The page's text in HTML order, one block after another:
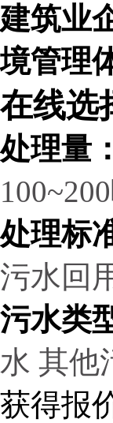
建筑业
境管理
在线选
处理量：
处理标
污水回
污水类
水 其他
获得报